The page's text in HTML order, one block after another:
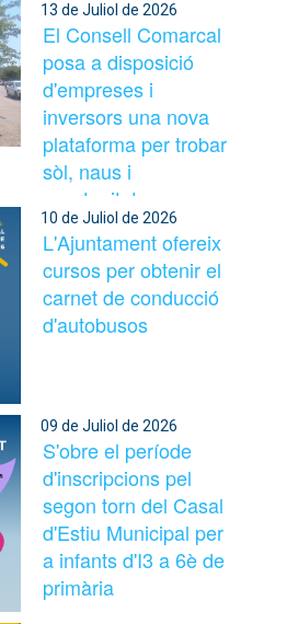
13 de Juliol de 2026
El Consell Comarcal
posa a disposició
d'empreses i
inversors una nova
plataforma per trobar
sòl, naus i
oportunitats
industrials al Bages
10 de Juliol de 2026
L'Ajuntament ofereix
cursos per obtenir el
carnet de conducció
d'autobusos
09 de Juliol de 2026
S'obre el període
d'inscripcions pel
segon torn del Casal
d'Estiu Municipal per
a infants d'I3 a 6è de
primària